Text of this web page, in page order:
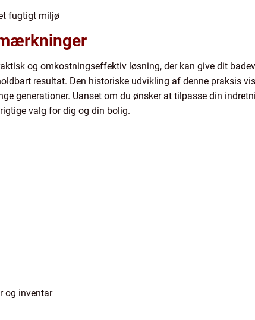
fugtigt miljø
og omkostningseffektiv løsning, der kan give dit
resultat. Den historiske udvikling af denne praksis
generationer. Uanset om du ønsker at tilpasse din
valg for dig og din bolig.
og inventar